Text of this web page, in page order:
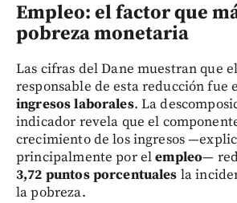
Empleo: el factor que
pobreza monetaria
Las cifras del Dane muestran que
responsable de esta reducción fue
ingresos laborales. La
indicador revela que el
crecimiento de los ingresos
principalmente por elempleo—
3,72 puntos porcentuales la
la pobreza.